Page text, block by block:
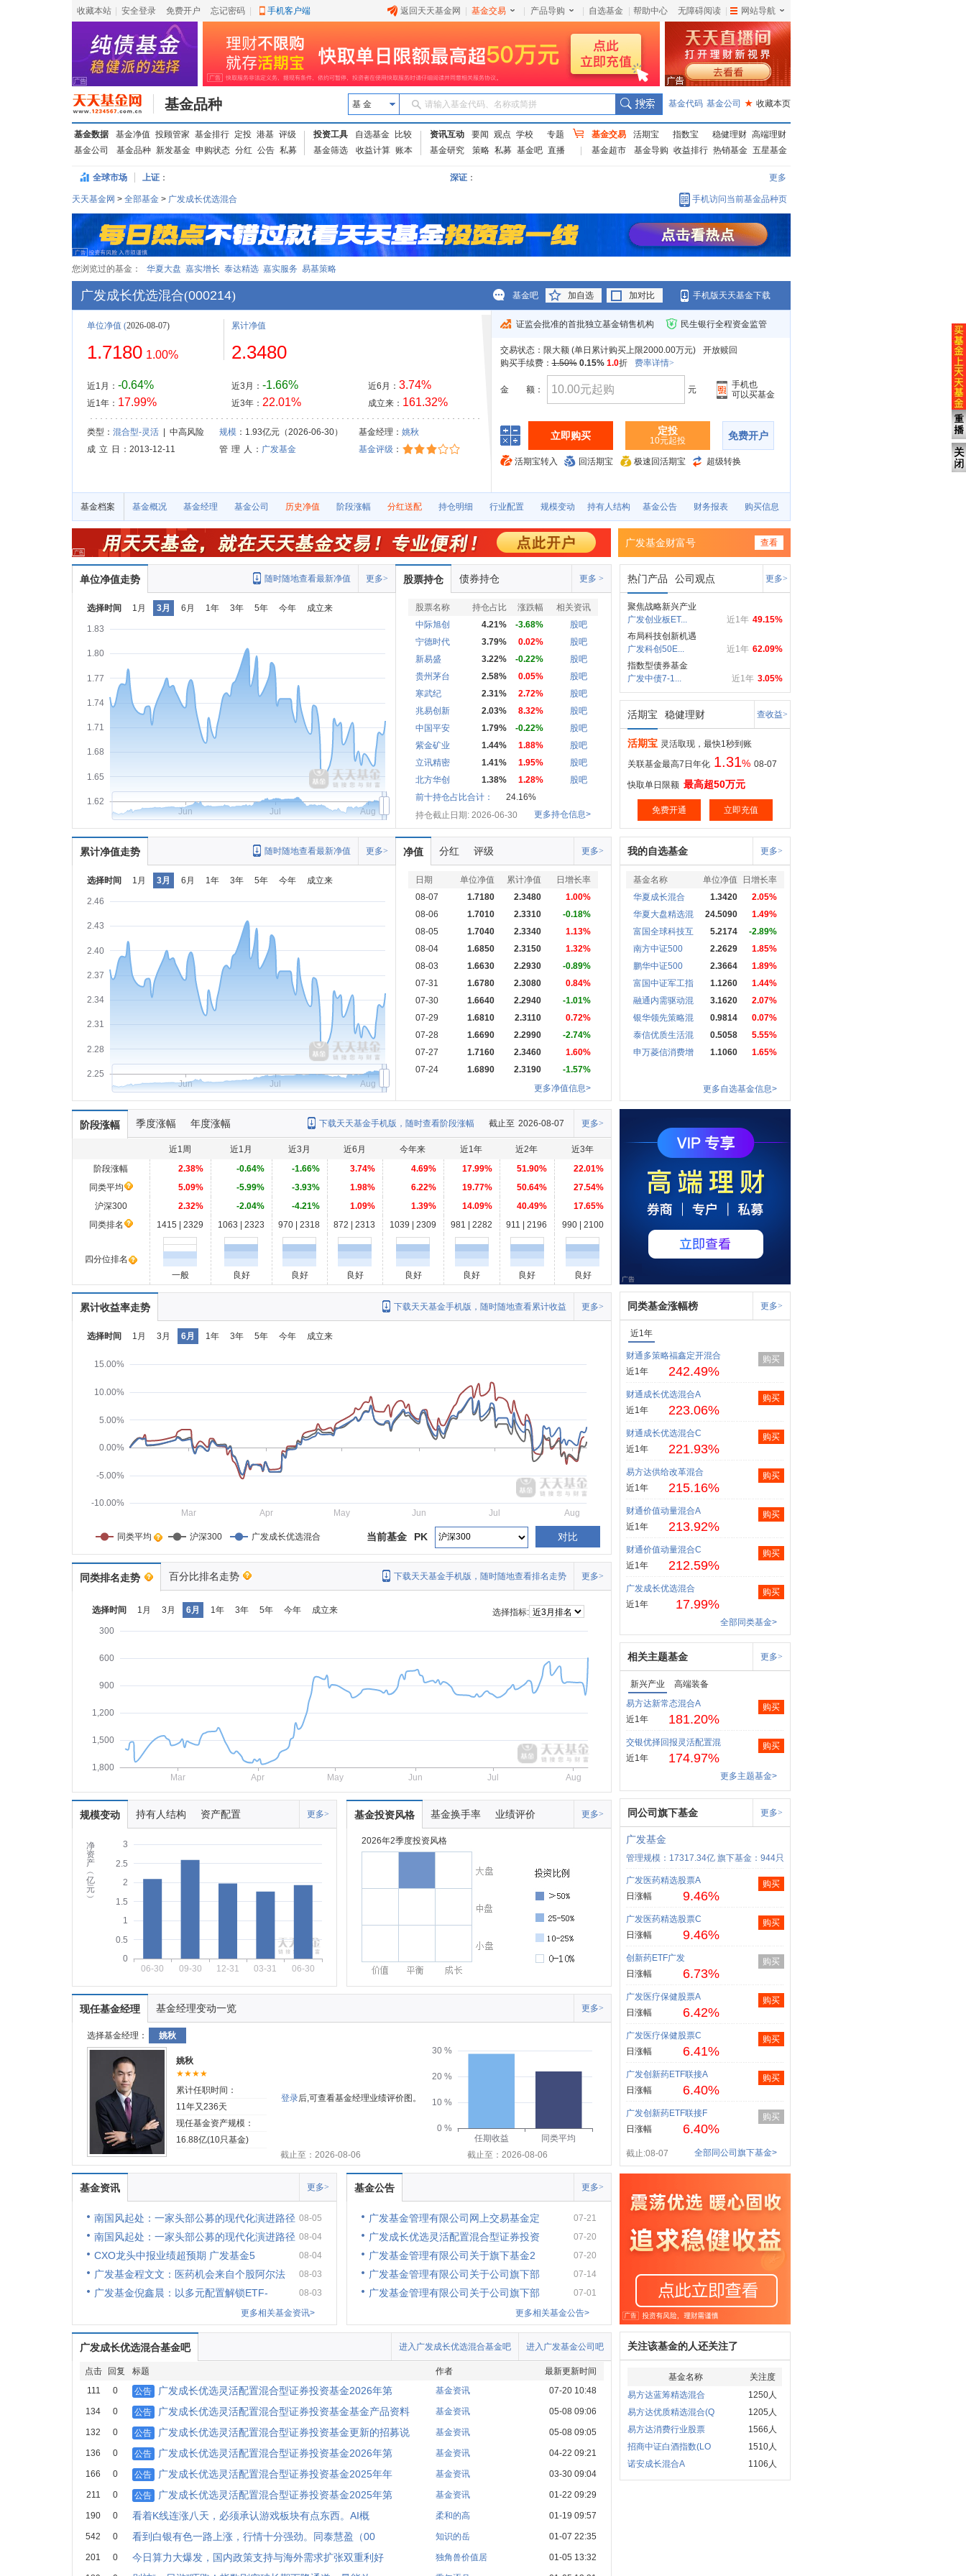
收藏本站 安全登录 免费开户 忘记密码 手机客户端 返回天天基金网 基金交易 产品导购 自选基金 帮助中心 无障碍阅读 网站导航
基金品种 基 金 请输入基金代码、名称或简拼 基金代码 基金公司 ★ 收藏本页
基金数据 基金净值 投顾管家 基金排行 定投 港基 评级
基金公司
基金品种 新发基金 申购状态 分红 公告 私募
投资工具 自选基金
比较
基金筛选
收益计算 账本
资讯互动 要闻 观点 学校
专题
基金研究
策略 私募 基金吧 直播
基金交易 活期宝 指数宝 稳健理财 高端理财
基金超市
基金导购 收益排行 热销基金 五星基金
全球市场 上证： 深证： 更多
天天基金网 > 全部基金 > 广发成长优选混合 手机访问当前基金品种页
您浏览过的基金： 华夏大盘 嘉实增长 泰达精选 嘉实服务 易基策略
广发成长优选混合(000214) 基金吧 加自选 加对比 手机版天天基金下载
单位净值 (2026-08-07)
1.7180 1.00%
近1月： -0.64%
近1年： 17.99%
累计净值
2.3480
近3月： -1.66%
近3年： 22.01%
近6月： 3.74%
成立来： 161.32%
类型： 混合型-灵活| 中高风险 规模：1.93亿元（2026-06-30） 基金经理： 姚秋
成 立 日
：2013-12-11 管 理 人 ： 广发基金 基金评级 ：
证监会批准的首批独立基金销售机构 民生银行全程资金监管
交易状态： 限大额 (单日累计购买上限2000.00万元)
开放赎回
购买手续费：1.50% 0.15% 1.0折 费率详情>
金 额： 元
手机也
可以买基金
立即购买 定投
10元起投 免费开户
活期宝转入 回活期宝 极速回活期宝 超级转换
基金档案 基金概况 基金经理 基金公司 历史净值 阶段涨幅 分红送配 持仓明细 行业配置 规模变动 持有人结构 基金公告 财务报表 购买信息
广发基金财富号 查看
单位净值走势 更多>
随时随地查看最新净值
选择时间 1月 3月 6月 1年 3年 5年 今年 成立来
1.62
1.65
1.68
1.71
1.74
1.77
1.80
1.83
Jun Jul Aug
股票持仓 债券持仓 更多 >
股票名称 持仓占比 涨跌幅
相关资讯
中际旭创
4.21% -3.68%
股吧
宁德时代
3.79% 0.02%
股吧
新易盛
3.22% -0.22%
股吧
贵州茅台
2.58% 0.05%
股吧
寒武纪
2.31% 2.72%
股吧
兆易创新
2.03% 8.32%
股吧
中国平安
1.79% -0.22%
股吧
紫金矿业
1.44% 1.88%
股吧
立讯精密
1.41% 1.95%
股吧
北方华创
1.38% 1.28%
股吧
前十持仓占比合计：
24.16%
持仓截止日期: 2026-06-30
更多持仓信息>
热门产品 公司观点 更多>
聚焦战略新兴产业
49.15%
近1年
广发创业板ET...
布局科技创新机遇
62.09%
近1年
广发科创50E...
指数型债券基金
3.05%
近1年
广发中债7-1...
活期宝 稳健理财 查收益>
活期宝 灵活取现，最快1秒到账
关联基金最高7日年化 1.31% 08-07
快取单日限额 最高超50万元
免费开通 立即充值
累计净值走势 更多>
随时随地查看最新净值
选择时间 1月 3月 6月 1年 3年 5年 今年 成立来
2.25
2.28
2.31
2.34
2.37
2.40
2.43
2.46
Jun Jul Aug
净值 分红 评级 更多>
日期 单位净值 累计净值
日增长率
08-07
1.7180 2.3480
1.00%
08-06
1.7010 2.3310
-0.18%
08-05
1.7040 2.3340
1.13%
08-04
1.6850 2.3150
1.32%
08-03
1.6630 2.2930
-0.89%
07-31
1.6780 2.3080
0.84%
07-30
1.6640 2.2940
-1.01%
07-29
1.6810 2.3110
0.72%
07-28
1.6690 2.2990
-2.74%
07-27
1.7160 2.3460
1.60%
07-24
1.6890 2.3190
-1.57%
更多净值信息>
我的自选基金 更多>
基金名称 单位净值
日增长率
华夏成长混合
1.3420
2.05%
华夏大盘精选混
24.5090
1.49%
富国全球科技互
5.2174
-2.89%
南方中证500
2.2629
1.85%
鹏华中证500
2.3664
1.89%
富国中证军工指
1.1260
1.44%
融通内需驱动混
3.1620
2.07%
银华领先策略混
0.9814
0.07%
泰信优质生活混
0.5058
5.55%
申万菱信消费增
1.1060 1.65%
更多自选基金信息>
阶段涨幅 季度涨幅 年度涨幅 更多>
截止至 2026-08-07
下载天天基金手机版，随时查看阶段涨幅
近1周 近1月 近3月 近6月 今年来 近1年 近2年
近3年
阶段涨幅
2.38% -0.64% -1.66% 3.74% 4.69% 17.99% 51.90%
22.01%
同类平均
5.09% -5.99% -3.93% 1.98% 6.22% 19.77% 50.64%
27.54%
沪深300
2.32% -2.04% -4.21% 1.09% 1.39% 14.09% 40.49%
17.65%
同类排名
1415 | 2329 1063 | 2323 970 | 2318 872 | 2313 1039 | 2309 981 | 2282 911 | 2196 990 | 2100
四分位排名
一般
良好 良好 良好 良好 良好 良好 良好
累计收益率走势 更多>
下载天天基金手机版，随时随地查看累计收益
选择时间 1月 3月 6月 1年 3年 5年 今年 成立来
-10.00%
-5.00%
0.00%
5.00%
10.00%
15.00%
Mar Apr May Jun Jul Aug
同类平均 沪深300 广发成长优选混合 对比
PK
当前基金
同类排名走势 百分比排名走势 更多>
下载天天基金手机版，随时随地查看排名走势
选择时间 1月 3月 6月 1年 3年 5年 今年 成立来
选择指标:
300
600
900
1,200
1,500
1,800
Mar
Apr May Jun Jul Aug
规模变动 持有人结构 资产配置 更多>
净
资
产
︵
亿
元
︶
0
0.5
1
1.5
2
2.5
3
06-30 09-30 12-31 03-31 06-30
基金投资风格 基金换手率 业绩评价 更多>
2026年2季度投资风格
现任基金经理 基金经理变动一览 更多>
选择基金经理： 姚秋
姚秋
★★★★
累计任职时间：
11年又236天
现任基金资产规模：
16.88亿(10只基金)
登录后,可查看基金经理业绩评价图。
0 %
10 %
20 %
30 %
任期收益
同类平均
截止至：2026-08-06
截止至：2026-08-06
基金资讯 更多>
南国风起处：一家头部公募的现代化演进路径 08-05
南国风起处：一家头部公募的现代化演进路径 08-04
CXO龙头中报业绩超预期 广发基金5 08-04
广发基金程文文：医药机会来自个股阿尔法 08-03
广发基金倪鑫晨：以多元配置解锁ETF-
08-03
更多相关基金资讯>
基金公告 更多>
广发基金管理有限公司网上交易基金定 07-21
广发成长优选灵活配置混合型证券投资 07-20
广发基金管理有限公司关于旗下基金2 07-20
广发基金管理有限公司关于公司旗下部 07-14
广发基金管理有限公司关于公司旗下部
07-01
更多相关基金公告>
广发成长优选混合基金吧 进入广发基金公司吧
进入广发成长优选混合基金吧
点击 回复 标题 作者
最新更新时间
111
0 公告 广发成长优选灵活配置混合型证券投资基金2026年第 基金资讯 07-20 10:48
134 0 公告 广发成长优选灵活配置混合型证券投资基金基金产品资料 基金资讯 05-08 09:06
132 0 公告 广发成长优选灵活配置混合型证券投资基金更新的招募说 基金资讯 05-08 09:05
136 0 公告 广发成长优选灵活配置混合型证券投资基金2026年第 基金资讯 04-22 09:21
166 0 公告 广发成长优选灵活配置混合型证券投资基金2025年年 基金资讯 03-30 09:04
211 0 公告 广发成长优选灵活配置混合型证券投资基金2025年第 基金资讯 01-22 09:29
190 0 看着K线连涨八天，必须承认游戏板块有点东西。AI概 柔和的高 01-19 09:57
542 0 看到白银有色一路上涨，行情十分强劲。同泰慧盈（00 知识的岳 01-07 22:35
201 0 今日算力大爆发，国内政策支持与海外需求扩张双重利好 独角兽价值居 01-05 13:32
同类基金涨幅榜 更多>
近1年
财通多策略福鑫定开混合
近1年
242.49%
购买
财通成长优选混合A
近1年
223.06%
购买
财通成长优选混合C
近1年
221.93%
购买
易方达供给改革混合
近1年
215.16%
购买
财通价值动量混合A
近1年
213.92%
购买
财通价值动量混合C
近1年
212.59%
购买
广发成长优选混合
近1年
17.99%
购买
全部同类基金>
相关主题基金 更多>
新兴产业
高端装备
易方达新常态混合A
近1年
181.20%
购买
交银优择回报灵活配置混
近1年
174.97%
购买
更多主题基金>
同公司旗下基金 更多>
广发基金
管理规模：17317.34亿 旗下基金：944只
广发医药精选股票A
日涨幅
9.46%
购买
广发医药精选股票C
日涨幅
9.46%
购买
创新药ETF广发
日涨幅
6.73%
购买
广发医疗保健股票A
日涨幅
6.42%
购买
广发医疗保健股票C
日涨幅
6.41%
购买
广发创新药ETF联接A
日涨幅
6.40%
购买
广发创新药ETF联接F
日涨幅
6.40%
购买
截止:08-07 全部同公司旗下基金>
关注该基金的人还关注了
基金名称
关注度
易方达蓝筹精选混合
1250人
易方达优质精选混合(Q
1205人
易方达消费行业股票
1566人
招商中证白酒指数(LO
1510人
诺安成长混合A
1106人